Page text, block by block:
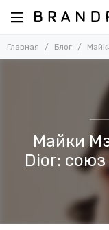
Главная Блог
Майки
Dior: